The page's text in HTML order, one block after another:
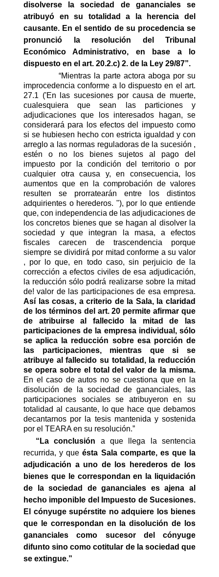
disolverse la sociedad de gananciales se
atribuyó en su totalidad a la herencia del
causante. En el sentido de su procedencia se
pronunció la resolución del Tribunal
Económico Administrativo, en base a lo
dispuesto en el art. 20.2.c) 2. de la Ley 29/87”.
“Mientras la parte actora aboga por su
improcedencia conforme a lo dispuesto en el art.
27.1 ('En las sucesiones por causa de muerte,
cualesquiera que sean las particiones y
adjudicaciones que los interesados hagan, se
considerará para los efectos del impuesto como
si se hubiesen hecho con estricta igualdad y con
arreglo a las normas reguladoras de la sucesión ,
estén o no los bienes sujetos al pago del
impuesto por la condición del territorio o por
cualquier otra causa y, en consecuencia, los
aumentos que en la comprobación de valores
resulten se prorratearán entre los distintos
adquirientes o herederos. "), por lo que entiende
que, con independencia de las adjudicaciones de
los concretos bienes que se hagan al disolver la
sociedad y que integran la masa, a efectos
fiscales carecen de trascendencia porque
siempre se dividirá por mitad conforme a su valor
, por lo que, en todo caso, sin perjuicio de la
corrección a efectos civiles de esa adjudicación,
la reducción sólo podrá realizarse sobre la mitad
de! valor de las participaciones de esa empresa.
Así las cosas, a criterio de la Sala, la claridad
de los términos del art. 20 permite afirmar que
de atribuirse al fallecido la mitad de las
participaciones de la empresa individual, sólo
se aplica la reducción sobre esa porción de
las participaciones, mientras que si se
atribuye al fallecido su totalidad, la reducción
se opera sobre el total del valor de la misma.
En el caso de autos no se cuestiona que en la
disolución de la sociedad de gananciales, las
participaciones sociales se atribuyeron en su
totalidad al causante, lo que hace que debamos
decantarnos por la tesis mantenida y sostenida
por el TEARA en su resolución.”
“La conclusión a que llega la sentencia
recurrida, y queésta Sala comparte, es que la
adjudicación a uno de los herederos de los
bienes que le correspondan en la liquidación
de la sociedad de gananciales es ajena al
hecho imponible del Impuesto de Sucesiones.
El cónyuge supérstite no adquiere los bienes
que le correspondan en la disolución de los
gananciales como sucesor del cónyuge
difunto sino como cotitular de la sociedad que
se extingue.”